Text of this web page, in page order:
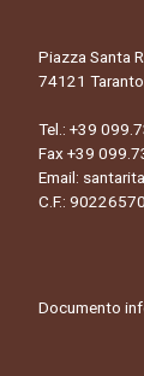
Piazza Santa
74121
Tel.: +39
Fax +39
Email:
C.F.:
Documento